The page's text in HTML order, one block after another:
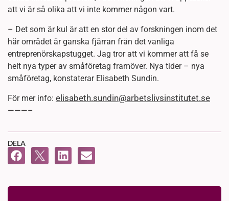
att vi är så olika att vi inte kommer någon vart.
– Det som är kul är att en stor del av forskningen inom det
här området är ganska fjärran från det vanliga
entreprenörskapstugget. Jag tror att vi kommer att få se
helt nya typer av småföretag framöver. Nya tider – nya
småföretag, konstaterar Elisabeth Sundin.
För mer info: elisabeth.sundin@arbetslivsinstitutet.se
———–
DELA